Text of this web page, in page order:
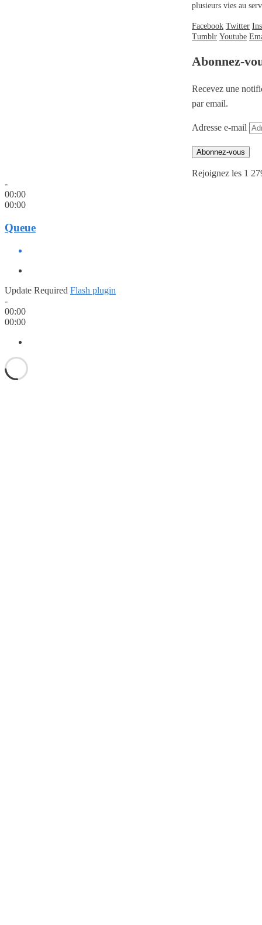
plusieurs vies au
Facebook Twitter
Tumblr Youtube
Abonnez-
Recevez une
par email.
Adresse e-mail
Abonnez-vous
Rejoignez les 1
-
00:00
00:00
Queue
Update Required Flash plugin
-
00:00
00:00